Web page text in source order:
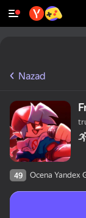
Nazad
49 Ocena Yandex